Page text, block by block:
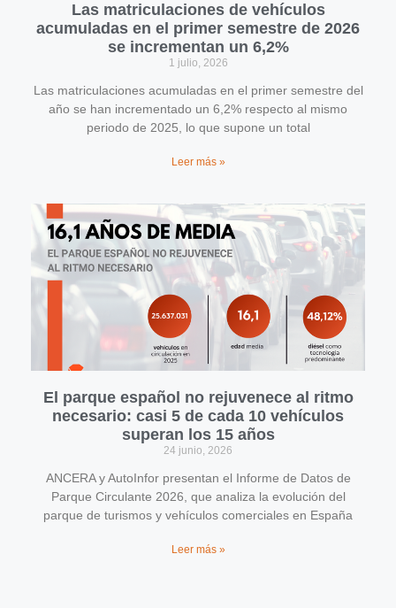
Las matriculaciones de vehículos
acumuladas en el primer semestre de 2026
se incrementan un 6,2%
1 julio, 2026
Las matriculaciones acumuladas en el primer semestre del
año se han incrementado un 6,2% respecto al mismo
periodo de 2025, lo que supone un total
Leer más »
El parque español no rejuvenece al ritmo
necesario: casi 5 de cada 10 vehículos
superan los 15 años
24 junio, 2026
ANCERA y AutoInfor presentan el Informe de Datos de
Parque Circulante 2026, que analiza la evolución del
parque de turismos y vehículos comerciales en España
Leer más »